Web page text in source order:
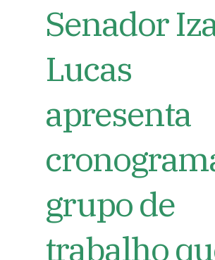
Senador
Lucas
apresenta
grupo de
trabalho